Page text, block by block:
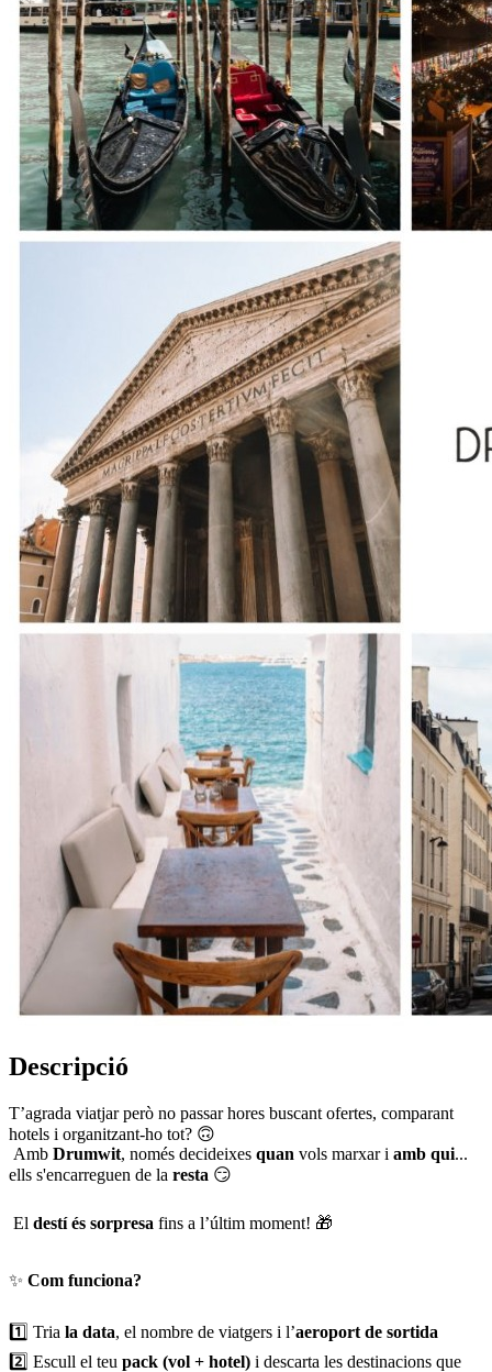
Descripció
T’agrada viatjar però no passar hores buscant ofertes, comparant
hotels i organitzant-ho tot? 🙃
Amb Drumwit, només decideixes quan vols marxar i amb qui...
ells s'encarreguen de la resta 😏
El destí és sorpresa fins a l’últim moment! 🎁
✨ Com funciona?
1️⃣ Tria la data, el nombre de viatgers i l’aeroport de sortida
2️⃣ Escull el teu pack (vol + hotel) i descarta les destinacions que